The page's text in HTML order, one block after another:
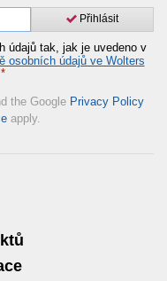
Přihlásit
údajů tak, jak je uvedeno v
osobních údajů ve Wolters
*
the Google Privacy Policy
apply.